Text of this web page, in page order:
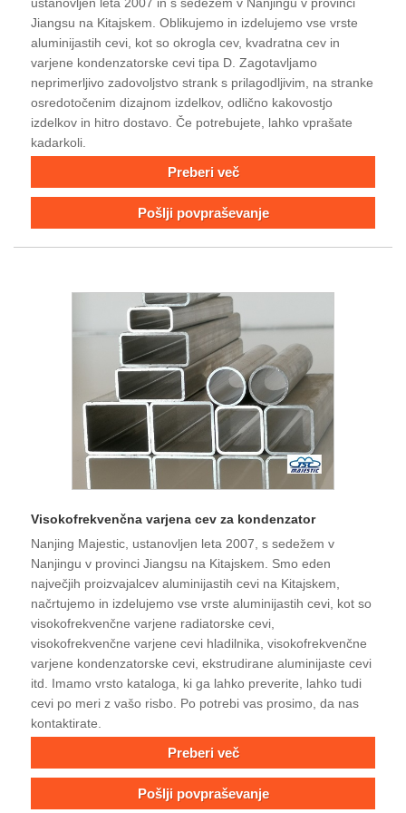
Jiangsu na Kitajskem. Oblikujemo in izdelujemo vse vrste
aluminijastih cevi, kot so okrogla cev, kvadratna cev in
varjene kondenzatorske cevi tipa D. Zagotavljamo
neprimerljivo zadovoljstvo strank s prilagodljivim, na stranke
osredotočenim dizajnom izdelkov, odlično kakovostjo
izdelkov in hitro dostavo. Če potrebujete, lahko vprašate
kadarkoli.
Preberi več
Pošlji povpraševanje
Visokofrekvenčna varjena cev za kondenzator
Nanjing Majestic, ustanovljen leta 2007, s sedežem v
Nanjingu v provinci Jiangsu na Kitajskem. Smo eden
največjih proizvajalcev aluminijastih cevi na Kitajskem,
načrtujemo in izdelujemo vse vrste aluminijastih cevi, kot so
visokofrekvenčne varjene radiatorske cevi,
visokofrekvenčne varjene cevi hladilnika, visokofrekvenčne
varjene kondenzatorske cevi, ekstrudirane aluminijaste cevi
itd. Imamo vrsto kataloga, ki ga lahko preverite, lahko tudi
cevi po meri z vašo risbo. Po potrebi vas prosimo, da nas
kontaktirate.
Preberi več
Pošlji povpraševanje